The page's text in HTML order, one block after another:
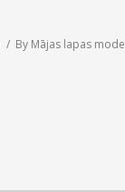
By Mājas lapas